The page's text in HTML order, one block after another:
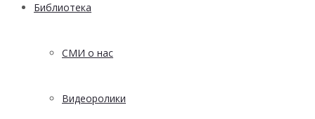
Библиотека
СМИ о нас
Видеоролики